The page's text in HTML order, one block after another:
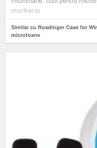
muziker.ro
Similar cu Roadinger Case for
microfoane